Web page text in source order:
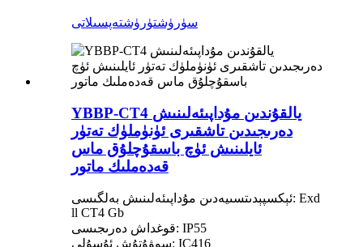
سۈرۈشتۈرۈشتەپسىلاتى
YBBP-CT4 يالقۇندىن مۇداپىئەلىنىش
دەرىجىدىن تاشقىرى ئۈنۈملۈك تەتۈر
ئايلىنىش ئۈچ باسقۇچلۇق ماس
قەدەملىك ماتور
ئېكسپېدىتسىيەدىن مۇداپىئەلىنىش بەلگىسى: Exd
ll CT4 Gb
قوغداش دەرىجىسى: IP55
سوۋۇتۇش ئۇسۇلى: IC416